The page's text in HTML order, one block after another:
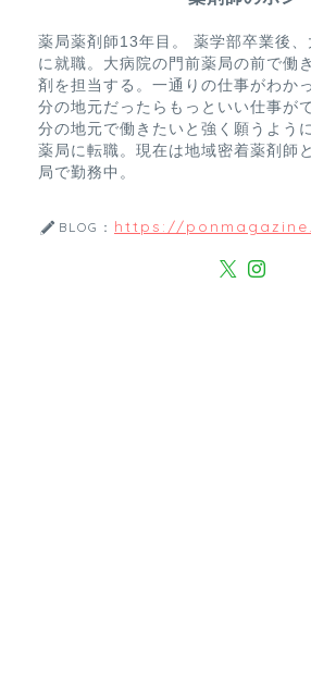
薬局薬剤師13年目。 薬学部卒業後
に就職。大病院の門前薬局の前で働
剤を担当する。一通りの仕事がわか
分の地元だったらもっといい仕事が
分の地元で働きたいと強く願うよう
薬局に転職。現在は地域密着薬剤師
局で勤務中。
BLOG： https://